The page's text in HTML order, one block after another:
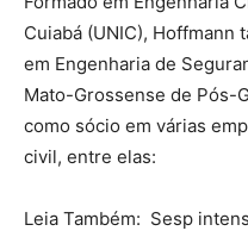
Cuiabá (UNIC), Hoffmann
em Engenharia de
Mato-Grossense de Pós-
como sócio em várias
civil, entre elas:
Leia Também: Sesp